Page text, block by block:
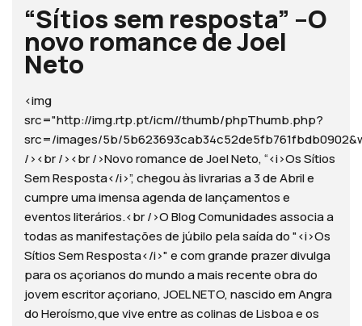
“Sítios sem resposta” –O
novo romance de Joel
Neto
<img
src="http://img.rtp.pt/icm//thumb/phpThumb.php?
src=/images/5b/
/><br /><br />Novo romance de Joel Neto, “<i>Os Sítios
Sem Resposta</i>”, chegou às livrarias a 3 de Abril e
cumpre uma imensa agenda de lançamentos e
eventos literários.<br />O Blog Comunidades associa a
todas as manifestações de júbilo pela saída do "<i>Os
Sítios Sem Resposta</i>" e com grande prazer divulga
para os açorianos do mundo a mais recente obra do
jovem escritor açoriano, JOEL NETO, nascido em Angra
do Heroísmo,que vive entre as colinas de Lisboa e os